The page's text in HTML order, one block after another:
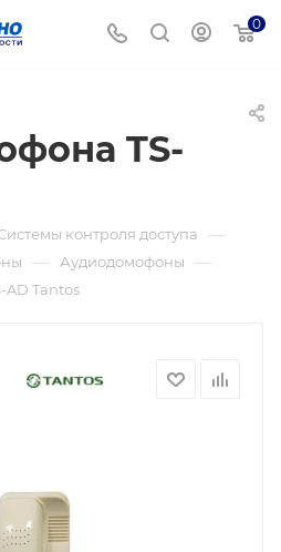
0
TS-
контроля доступа —
— Аудиодомофоны —
AD Tantos